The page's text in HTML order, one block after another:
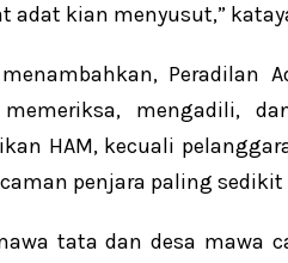
adat kian menyusut,”
Peradilan
mengadili,
HAM, kecuali
penjara paling
tata dan desa mawa